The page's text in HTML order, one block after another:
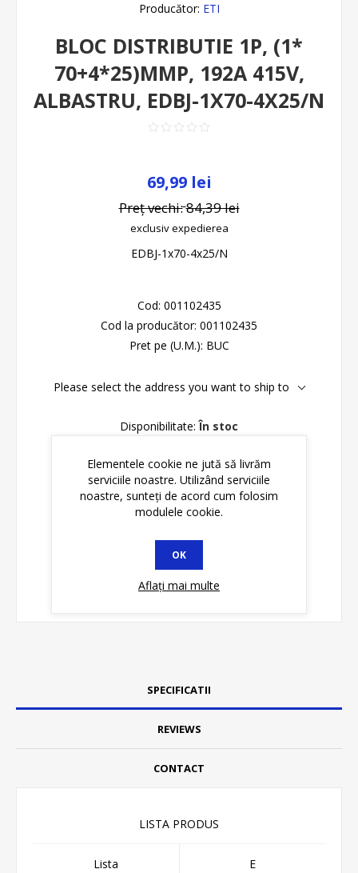
Producător: ETI
BLOC DISTRIBUTIE 1P, (1*
70+4*25)MMP, 192A 415V,
ALBASTRU, EDBJ-1X70-4X25/N
69,99 lei
Preț vechi:84,39 lei
exclusivexpedierea
EDBJ-1x70-4x25/N
Cod: 001102435
Cod la producător: 001102435
Pret pe (U.M.): BUC
Please select the address you want to ship to
Disponibilitate: În stoc
ADAUGĂ ȊN COŞ
SPECIFICATII
REVIEWS
CONTACT
LISTA PRODUS
Lista E
Elementele cookie ne jută să livrăm
serviciile noastre. Utilizând serviciile
noastre, sunteți de acord cum folosim
modulele cookie.
OK
Aflați mai multe